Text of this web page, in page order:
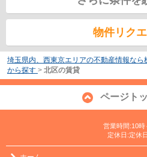
物件リク
埼玉県内、西東京エリアの不動産情報なら
から探す > 北区の賃貸
ページト
営業時間:10時
定休日:定休